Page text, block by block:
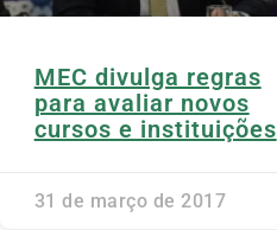
MEC divulga regras
para avaliar novos
cursos e instituições
31 de março de 2017